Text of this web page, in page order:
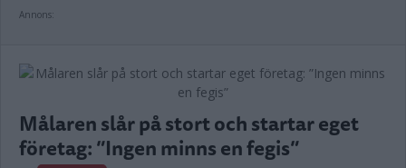
Annons:
Målaren slår på stort och startar eget
företag: ”Ingen minns en fegis”